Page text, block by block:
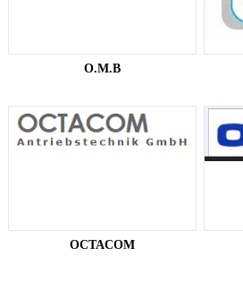
O.M.B
OCTACOM